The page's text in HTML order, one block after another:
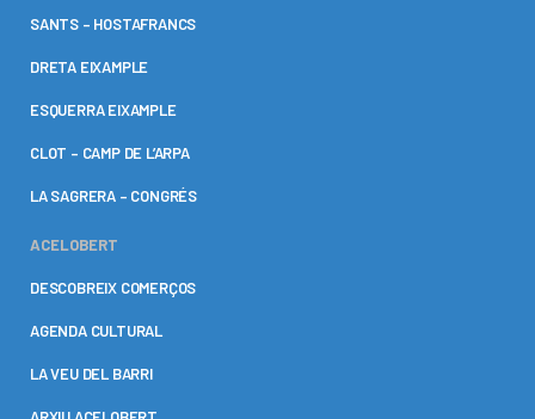
SANTS – HOSTAFRANCS
DRETA EIXAMPLE
ESQUERRA EIXAMPLE
CLOT – CAMP DE L’ARPA
LA SAGRERA – CONGRÉS
ACELOBERT
DESCOBREIX COMERÇOS
AGENDA CULTURAL
LA VEU DEL BARRI